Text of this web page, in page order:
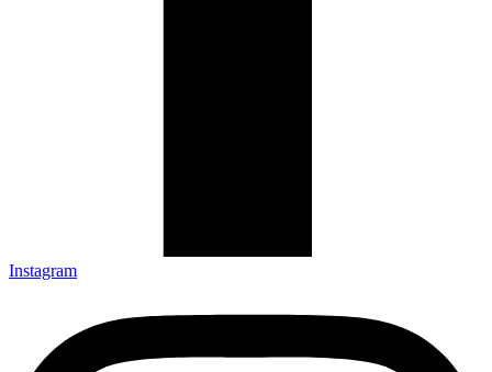
Instagram